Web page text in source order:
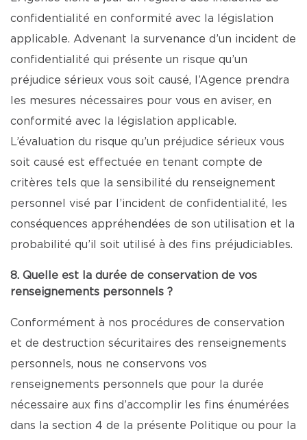
confidentialité en conformité avec la législation
applicable. Advenant la survenance d’un incident de
confidentialité qui présente un risque qu’un
préjudice sérieux vous soit causé, l’Agence prendra
les mesures nécessaires pour vous en aviser, en
conformité avec la législation applicable.
L’évaluation du risque qu’un préjudice sérieux vous
soit causé est effectuée en tenant compte de
critères tels que la sensibilité du renseignement
personnel visé par l’incident de confidentialité, les
conséquences appréhendées de son utilisation et la
probabilité qu’il soit utilisé à des fins préjudiciables.
8. Quelle est la durée de conservation de vos
renseignements personnels ?
Conformément à nos procédures de conservation
et de destruction sécuritaires des renseignements
personnels, nous ne conservons vos
renseignements personnels que pour la durée
nécessaire aux fins d’accomplir les fins énumérées
dans la section 4 de la présente Politique ou pour la